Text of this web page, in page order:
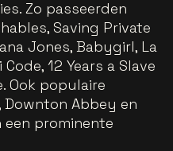
Zo passeerden
Saving Private
Jones, Babygirl, La
12 Years a Slave
Ook populaire
Downton Abbey en
prominente